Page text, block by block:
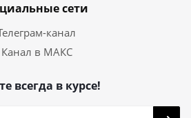
сети
канал
Канал в МАКС
всегда в курсе!